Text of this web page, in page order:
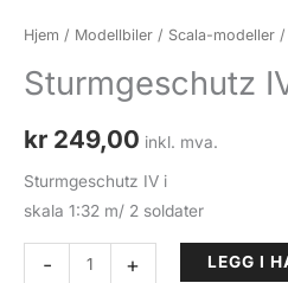
Hjem / Modellbiler / Scala-modeller /
Sturmgeschutz
kr 249,00 inkl. mva.
Sturmgeschutz IV i
skala 1:32 m/ 2 soldater
-
Sturmgeschutz+ LEGG I